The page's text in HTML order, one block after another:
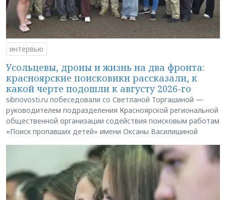
интервью
Усольцевы, дроны и жизнь на два фронта:
красноярские поисковики рассказали, к
какой черте подошли к августу 2026-го
sibnovosti.ru побеседовали со Светланой Торгашиной —
руководителем подразделения Красноярской региональной
общественной организации содействия поисковым работам
«Поиск пропавших детей» имени Оксаны Василишиной